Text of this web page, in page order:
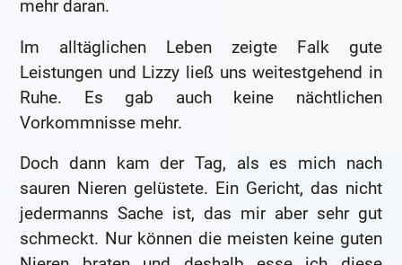
mehr daran.
Im alltäglichen Leben zeigte Falk gute
Leistungen und Lizzy ließ uns weitestgehend in
Ruhe. Es gab auch keine nächtlichen
Vorkommnisse mehr.
Doch dann kam der Tag, als es mich nach
sauren Nieren gelüstete. Ein Gericht, das nicht
jedermanns Sache ist, das mir aber sehr gut
schmeckt. Nur können die meisten keine guten